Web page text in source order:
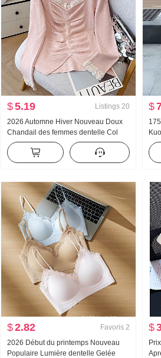
$5.19 Listings 20
2026 Automne Hiver Nouveau Doux
Chandail des femmes dentelle Col
roulé Épais Pull en tricot Femme
Conception Sens dentelle Manches
longues Top
$
$2.82 Favoris 2
2026 Début du printemps Nouveau
Populaire Lumière dentelle Gelée
$